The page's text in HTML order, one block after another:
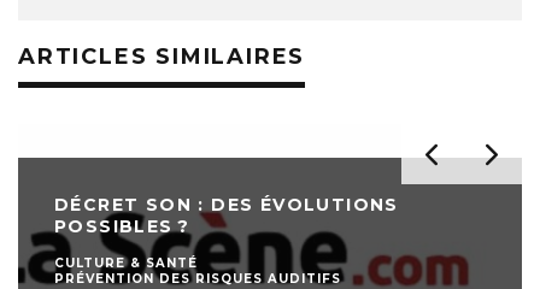
ARTICLES SIMILAIRES
DÉCRET SON : DES ÉVOLUTIONS
POSSIBLES ?
CULTURE & SANTÉ
PRÉVENTION DES RISQUES AUDITIFS